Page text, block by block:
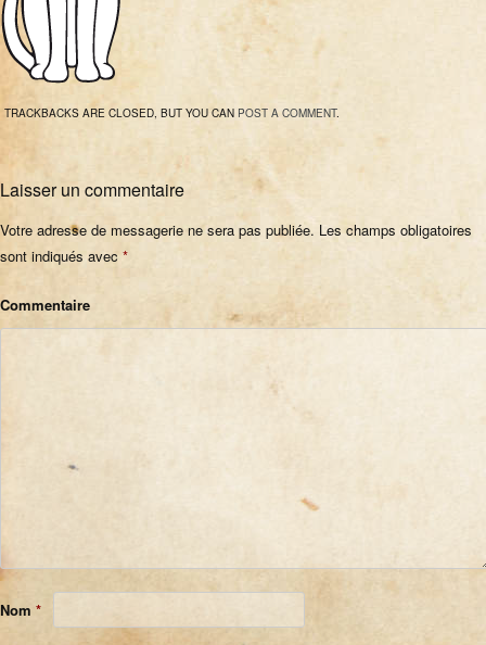
TRACKBACKS ARE CLOSED, BUT YOU CAN POST A COMMENT.
Laisser un commentaire
Votre adresse de messagerie ne sera pas publiée. Les champs obligatoires
sont indiqués avec *
Commentaire
Nom *